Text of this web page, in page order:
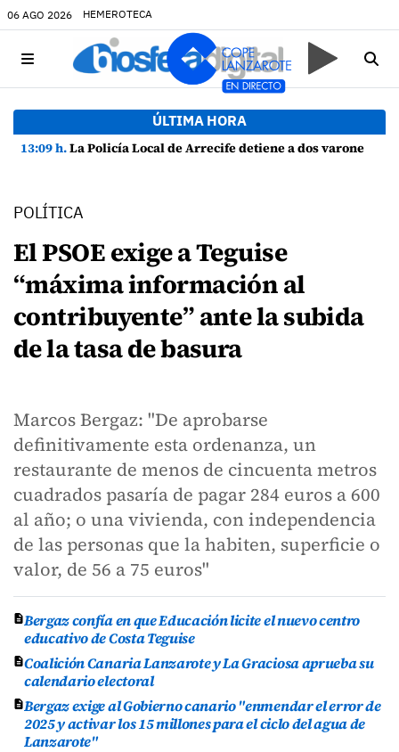
06 AGO 2026 HEMEROTECA
ÚLTIMA HORA
13:09 h.La Policía Local de Arrecife detiene a dos varones por altercado y amenazas con arma blanca
POLÍTICA
El PSOE exige a Teguise
“máxima información al
contribuyente” ante la subida
de la tasa de basura
Marcos Bergaz: "De aprobarse
definitivamente esta ordenanza, un
restaurante de menos de cincuenta metros
cuadrados pasaría de pagar 284 euros a 600
al año; o una vivienda, con independencia
de las personas que la habiten, superficie o
valor, de 56 a 75 euros"
Bergaz confía en que Educación licite el nuevo centro
educativo de Costa Teguise
Coalición Canaria Lanzarote y La Graciosa aprueba su
calendario electoral
Bergaz exige al Gobierno canario "enmendar el error de
2025 y activar los 15 millones para el ciclo del agua de
Lanzarote"